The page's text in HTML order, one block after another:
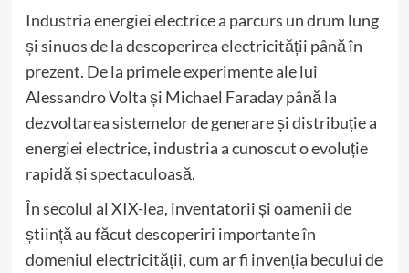
Industria energiei electrice a parcurs un drum lung
și sinuos de la descoperirea electricității până în
prezent. De la primele experimente ale lui
Alessandro Volta și Michael Faraday până la
dezvoltarea sistemelor de generare și distribuție a
energiei electrice, industria a cunoscut o evoluție
rapidă și spectaculoasă.
În secolul al XIX-lea, inventatorii și oamenii de
știință au făcut descoperiri importante în
domeniul electricității, cum ar fi invenția becului de